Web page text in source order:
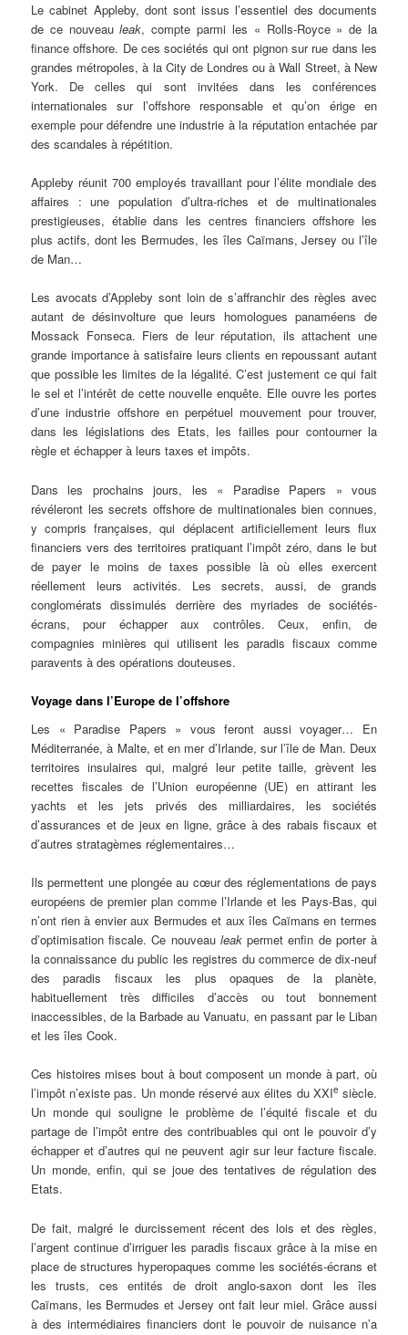
Le cabinet Appleby, dont sont issus l’essentiel des documents
de ce nouveauleak, compte parmi les « Rolls-Royce » de la
finance offshore. De ces sociétés qui ont pignon sur rue dans les
grandes métropoles, à la City de Londres ou à Wall Street, à New
York. De celles qui sont invitées dans les conférences
internationales sur l’offshore responsable et qu’on érige en
exemple pour défendre une industrie à la réputation entachée par
des scandales à répétition.
Appleby réunit 700 employés travaillant pour l’élite mondiale des
affaires : une population d’ultra-riches et de multinationales
prestigieuses, établie dans les centres financiers offshore les
plus actifs, dont les Bermudes, les îles Caïmans, Jersey ou l’île
de Man…
Les avocats d’Appleby sont loin de s’affranchir des règles avec
autant de désinvolture que leurs homologues panaméens de
Mossack Fonseca. Fiers de leur réputation, ils attachent une
grande importance à satisfaire leurs clients en repoussant autant
que possible les limites de la légalité. C’est justement ce qui fait
le sel et l’intérêt de cette nouvelle enquête. Elle ouvre les portes
d’une industrie offshore en perpétuel mouvement pour trouver,
dans les législations des Etats, les failles pour contourner la
règle et échapper à leurs taxes et impôts.
Dans les prochains jours, les « Paradise Papers » vous
révéleront les secrets offshore de multinationales bien connues,
y compris françaises, qui déplacent artificiellement leurs flux
financiers vers des territoires pratiquant l’impôt zéro, dans le but
de payer le moins de taxes possible là où elles exercent
réellement leurs activités. Les secrets, aussi, de grands
conglomérats dissimulés derrière des myriades de sociétés-
écrans, pour échapper aux contrôles. Ceux, enfin, de
compagnies minières qui utilisent les paradis fiscaux comme
paravents à des opérations douteuses.
Voyage dans l’Europe de l’offshore
Les « Paradise Papers » vous feront aussi voyager… En
Méditerranée, à Malte, et en mer d’Irlande, sur l’île de Man. Deux
territoires insulaires qui, malgré leur petite taille, grèvent les
recettes fiscales de l’Union européenne (UE) en attirant les
yachts et les jets privés des milliardaires, les sociétés
d’assurances et de jeux en ligne, grâce à des rabais fiscaux et
d’autres stratagèmes réglementaires…
Ils permettent une plongée au cœur des réglementations de pays
européens de premier plan comme l’Irlande et les Pays-Bas, qui
n’ont rien à envier aux Bermudes et aux îles Caïmans en termes
d’optimisation fiscale. Ce nouveau leakpermet enfin de porter à
la connaissance du public les registres du commerce de dix-neuf
des paradis fiscaux les plus opaques de la planète,
habituellement très difficiles d’accès ou tout bonnement
inaccessibles, de la Barbade au Vanuatu, en passant par le Liban
et les îles Cook.
Ces histoires mises bout à bout composent un monde à part, où
l’impôt n’existe pas. Un monde réservé aux élites du XXIe siècle.
Un monde qui souligne le problème de l’équité fiscale et du
partage de l’impôt entre des contribuables qui ont le pouvoir d’y
échapper et d’autres qui ne peuvent agir sur leur facture fiscale.
Un monde, enfin, qui se joue des tentatives de régulation des
Etats.
De fait, malgré le durcissement récent des lois et des règles,
l’argent continue d’irriguer les paradis fiscaux grâce à la mise en
place de structures hyperopaques comme les sociétés-écrans et
les trusts, ces entités de droit anglo-saxon dont les îles
Caïmans, les Bermudes et Jersey ont fait leur miel. Grâce aussi
à des intermédiaires financiers dont le pouvoir de nuisance n’a